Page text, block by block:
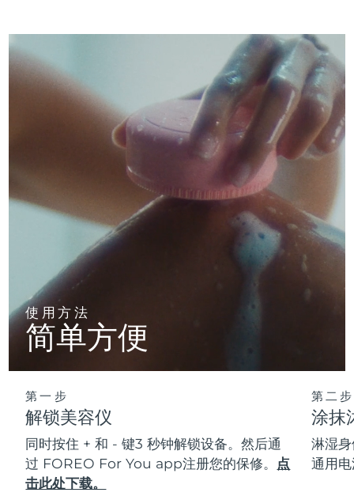
使用方法
简单方便
第一步
解锁美容仪
同时按住 + 和 - 键3 秒钟解锁设备。然后通
过 FOREO For You app注册您的保修。 点
击此处下载。
第二步
涂抹
淋湿
通用
阿拉伯联合酋长国 预计送达日期8/11/26
英国 预计送达日期 8/10/26
预计送达日期8/11/26
预计送达日期 8/15/26
预计送达日期